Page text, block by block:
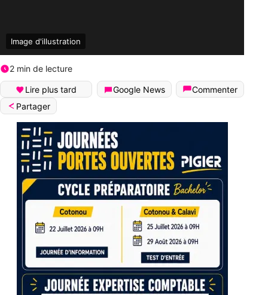
Image d'illustration
2 min de lecture
Lire plus tard Google News
Commenter
Partager